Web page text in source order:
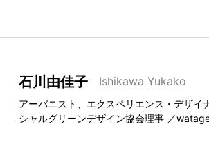
石川由佳子 Ishikawa Yukako
アーバニスト、エクスペリエンス・デザ
シャルグリーンデザイン協会理事 ／